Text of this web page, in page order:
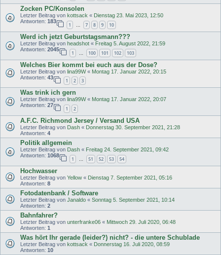
Zocken PC/Konsolen
Letzter Beitrag von kottsack « Dienstag 23. Mai 2023, 12:50
Antworten: 183
1 … 7 8 9 10
Werd ich jetzt Geburtstagsmann???
Letzter Beitrag von headshot « Freitag 5. August 2022, 21:59
Antworten: 2045
1 … 100 101 102 103
Welches Bier kommt bei euch aus der Dose?
Letzter Beitrag von lina99W« Montag 17. Januar 2022, 20:15
Antworten: 43
1 2 3
Was trink ich gern
Letzter Beitrag von lina99W« Montag 17. Januar 2022, 20:07
Antworten: 27
1 2
A.F.C. Richmond Jersey / Versand USA
Letzter Beitrag von Dash « Donnerstag 30. September 2021, 21:28
Antworten: 4
Politik allgemein
Letzter Beitrag von Dash « Freitag 24. September 2021, 09:42
Antworten: 1068
1 … 51 52 53 54
Hochwasser
Letzter Beitrag von Yellow « Dienstag 7. September 2021, 05:16
Antworten: 8
Fotodatenbank / Software
Letzter Beitrag von Janaldo « Sonntag 5. September 2021, 10:14
Antworten: 2
Bahnfahrer?
Letzter Beitrag von unterfranke06 « Mittwoch 29. Juli 2020, 06:48
Antworten: 1
Was hört Ihr gerade (leider?) nicht? - die untere Schublade
Letzter Beitrag von kottsack « Donnerstag 16. Juli 2020, 08:59
Antworten: 10